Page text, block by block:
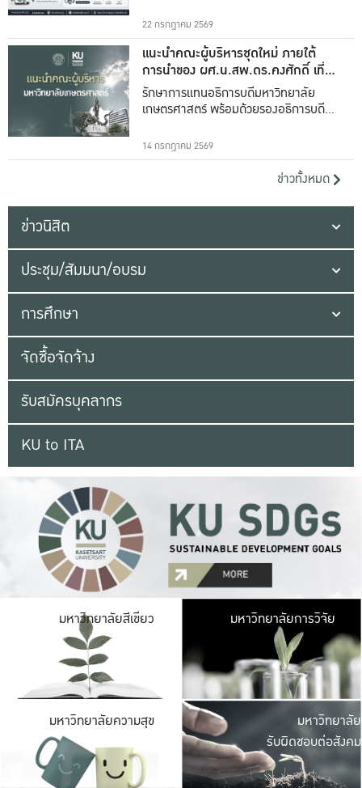
22 กรกฎาคม 2569
แนะนำคณะผู้บริหารชุดใหม่ ภายใต้
การนำของ ผศ.น.สพ.ดร.คงศักดิ์ เที่ยง
ธรรม
รักษาการแทนอธิการบดีมหาวิทยาลัย
เกษตรศาสตร์ พร้อมด้วยรองอธิการบดีทั้ง
14 กรกฎาคม 2569
ข่าวทั้งหมด
ข่าวนิสิต
ประชุม/สัมมนา/อบรม
การศึกษา
จัดซื้อจัดจ้าง
รับสมัครบุคลากร
KU to ITA
มหาวิทยาลัยสีเขียว มหาวิ
มีพื้นที่เขียวสดใส
เป็นป่าในเมือง เกษต
มหาวิทยาลัยการวิจัย
มหาวิทยาลัยความสุข มหาวิ
ค
เปิดประ
และพบเรื่องราวใ
มหาวิทยาลัย
รับผิดชอบต่อสังคม